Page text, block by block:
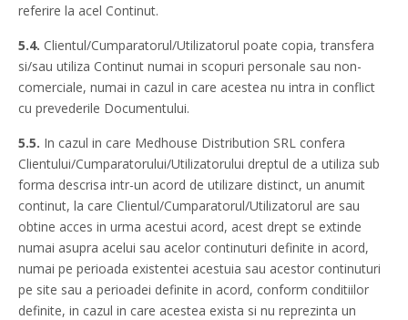
referire la acel Continut.
5.4. Clientul/Cumparatorul/Utilizatorul poate copia, transfera
si/sau utiliza Continut numai in scopuri personale sau non-
comerciale, numai in cazul in care acestea nu intra in conflict
cu prevederile Documentului.
5.5. In cazul in care Medhouse Distribution SRL confera
Clientului/Cumparatorului/Utilizatorului dreptul de a utiliza sub
forma descrisa intr-un acord de utilizare distinct, un anumit
continut, la care Clientul/Cumparatorul/Utilizatorul are sau
obtine acces in urma acestui acord, acest drept se extinde
numai asupra acelui sau acelor continuturi definite in acord,
numai pe perioada existentei acestuia sau acestor continuturi
pe site sau a perioadei definite in acord, conform conditiilor
definite, in cazul in care acestea exista si nu reprezinta un